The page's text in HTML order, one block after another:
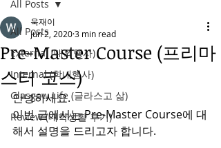
All Posts
External (대외행사)
Internal (학내행사)
Glasgow Life (글라스고 삶)
Review (대학생활 후기)
All Posts
Pre-Master Course (프리마
스터 코스)
욱재이
Jun 2, 20203 min read
안녕하세요.
이번 글에서는 Pre-Master Course에 대
해서 설명을 드리고자 합니다.